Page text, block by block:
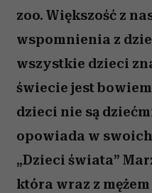
zoo. Większość z
wspomnienia z
wszystkie dzieci
świecie jest
dzieci nie są
opowiada w
„Dzieci świata”
która wraz z